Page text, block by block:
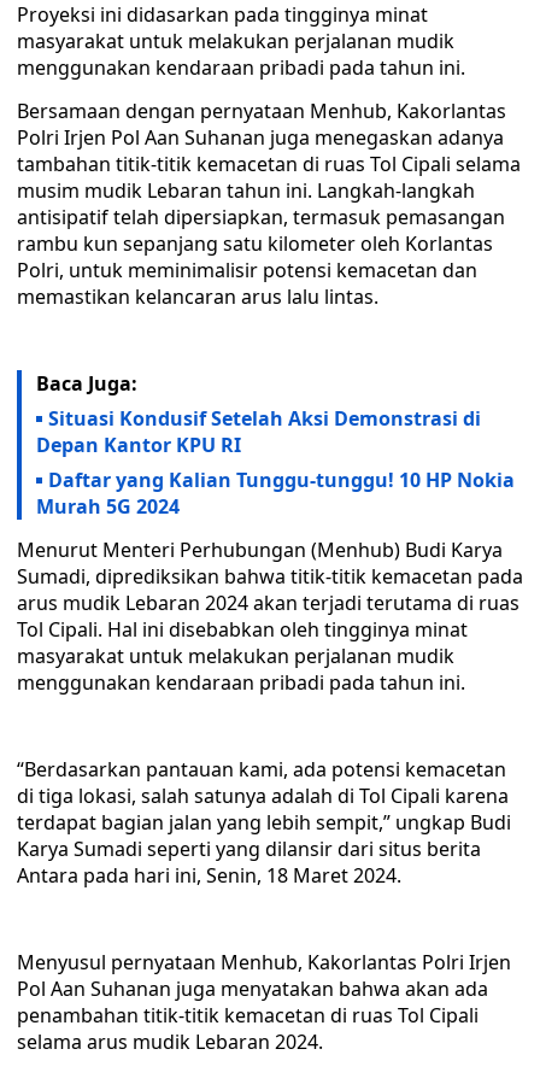
Proyeksi ini didasarkan pada tingginya minat
masyarakat untuk melakukan perjalanan mudik
menggunakan kendaraan pribadi pada tahun ini.
Bersamaan dengan pernyataan Menhub, Kakorlantas
Polri Irjen Pol Aan Suhanan juga menegaskan adanya
tambahan titik-titik kemacetan di ruas Tol Cipali selama
musim mudik Lebaran tahun ini. Langkah-langkah
antisipatif telah dipersiapkan, termasuk pemasangan
rambu kun sepanjang satu kilometer oleh Korlantas
Polri, untuk meminimalisir potensi kemacetan dan
memastikan kelancaran arus lalu lintas.
Baca Juga:
Situasi Kondusif Setelah Aksi Demonstrasi di
Depan Kantor KPU RI
Daftar yang Kalian Tunggu-tunggu! 10 HP Nokia
Murah 5G 2024
Menurut Menteri Perhubungan (Menhub) Budi Karya
Sumadi, diprediksikan bahwa titik-titik kemacetan pada
arus mudik Lebaran 2024 akan terjadi terutama di ruas
Tol Cipali. Hal ini disebabkan oleh tingginya minat
masyarakat untuk melakukan perjalanan mudik
menggunakan kendaraan pribadi pada tahun ini.
“Berdasarkan pantauan kami, ada potensi kemacetan
di tiga lokasi, salah satunya adalah di Tol Cipali karena
terdapat bagian jalan yang lebih sempit,” ungkap Budi
Karya Sumadi seperti yang dilansir dari situs berita
Antara pada hari ini, Senin, 18 Maret 2024.
Menyusul pernyataan Menhub, Kakorlantas Polri Irjen
Pol Aan Suhanan juga menyatakan bahwa akan ada
penambahan titik-titik kemacetan di ruas Tol Cipali
selama arus mudik Lebaran 2024.